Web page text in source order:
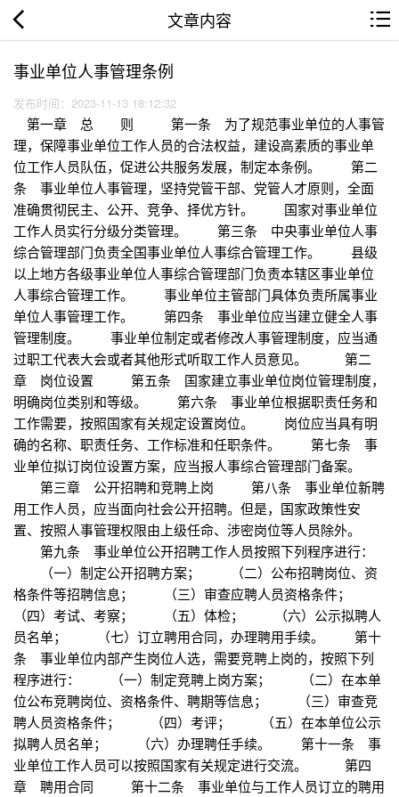
文章内容
事业单位人事管理条例
发布时间：2023-11-13 18:12:32
第一章 总 则 第一条 为了规范事业单位的人事管
理，保障事业单位工作人员的合法权益，建设高素质的事业单
位工作人员队伍，促进公共服务发展，制定本条例。 第二
条 事业单位人事管理，坚持党管干部、党管人才原则，全面
准确贯彻民主、公开、竞争、择优方针。 国家对事业单位
工作人员实行分级分类管理。 第三条 中央事业单位人事
综合管理部门负责全国事业单位人事综合管理工作。 县级
以上地方各级事业单位人事综合管理部门负责本辖区事业单位
人事综合管理工作。 事业单位主管部门具体负责所属事业
单位人事管理工作。 第四条 事业单位应当建立健全人事
管理制度。 事业单位制定或者修改人事管理制度，应当通
过职工代表大会或者其他形式听取工作人员意见。 第二
章 岗位设置 第五条 国家建立事业单位岗位管理制度，
明确岗位类别和等级。 第六条 事业单位根据职责任务和
工作需要，按照国家有关规定设置岗位。 岗位应当具有明
确的名称、职责任务、工作标准和任职条件。 第七条 事
业单位拟订岗位设置方案，应当报人事综合管理部门备案。
第三章 公开招聘和竞聘上岗 第八条 事业单位新聘
用工作人员，应当面向社会公开招聘。但是，国家政策性安
置、按照人事管理权限由上级任命、涉密岗位等人员除外。
第九条 事业单位公开招聘工作人员按照下列程序进行：
（一）制定公开招聘方案； （二）公布招聘岗位、资
格条件等招聘信息； （三）审查应聘人员资格条件；
（四）考试、考察； （五）体检； （六）公示拟聘人
员名单； （七）订立聘用合同，办理聘用手续。 第十
条 事业单位内部产生岗位人选，需要竞聘上岗的，按照下列
程序进行： （一）制定竞聘上岗方案； （二）在本单
位公布竞聘岗位、资格条件、聘期等信息； （三）审查竞
聘人员资格条件； （四）考评； （五）在本单位公示
拟聘人员名单； （六）办理聘任手续。 第十一条 事
业单位工作人员可以按照国家有关规定进行交流。 第四
章 聘用合同 第十二条 事业单位与工作人员订立的聘用